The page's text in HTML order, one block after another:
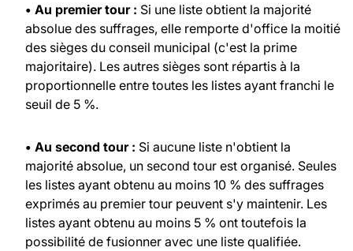
• Au premier tour : Si une liste obtient la majorité
absolue des suffrages, elle remporte d'office la moitié
des sièges du conseil municipal (c'est la prime
majoritaire). Les autres sièges sont répartis à la
proportionnelle entre toutes les listes ayant franchi le
seuil de 5 %.
• Au second tour : Si aucune liste n'obtient la
majorité absolue, un second tour est organisé. Seules
les listes ayant obtenu au moins 10 % des suffrages
exprimés au premier tour peuvent s'y maintenir. Les
listes ayant obtenu au moins 5 % ont toutefois la
possibilité de fusionner avec une liste qualifiée.